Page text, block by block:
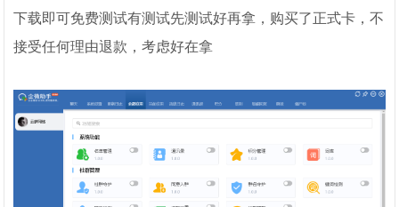
下载即可免费测试有测试先测试好再拿，购买了正式卡，不
接受任何理由退款，考虑好在拿